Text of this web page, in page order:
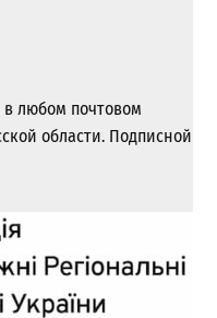
в любом почтовом
области. Подписной